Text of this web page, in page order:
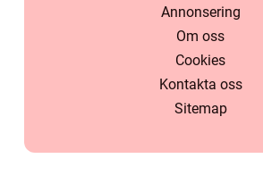
Annonsering
Om oss
Cookies
Kontakta oss
Sitemap